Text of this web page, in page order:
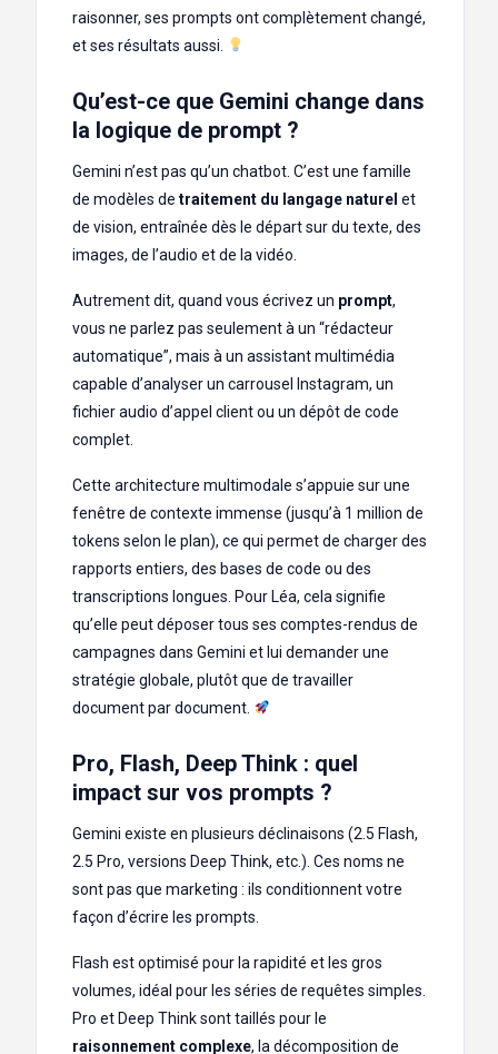
raisonner, ses prompts ont complètement changé,
et ses résultats aussi.
Qu’est-ce que Gemini change dans
la logique de prompt ?
Gemini n’est pas qu’un chatbot. C’est une famille
de modèles de traitement du langage naturel et
de vision, entraînée dès le départ sur du texte, des
images, de l’audio et de la vidéo.
Autrement dit, quand vous écrivez un prompt,
vous ne parlez pas seulement à un “rédacteur
automatique”, mais à un assistant multimédia
capable d’analyser un carrousel Instagram, un
fichier audio d’appel client ou un dépôt de code
complet.
Cette architecture multimodale s’appuie sur une
fenêtre de contexte immense (jusqu’à 1 million de
tokens selon le plan), ce qui permet de charger des
rapports entiers, des bases de code ou des
transcriptions longues. Pour Léa, cela signifie
qu’elle peut déposer tous ses comptes-rendus de
campagnes dans Gemini et lui demander une
stratégie globale, plutôt que de travailler
document par document.
Pro, Flash, Deep Think : quel
impact sur vos prompts ?
Gemini existe en plusieurs déclinaisons (2.5 Flash,
2.5 Pro, versions Deep Think, etc.). Ces noms ne
sont pas que marketing : ils conditionnent votre
façon d’écrire les prompts.
Flash est optimisé pour la rapidité et les gros
volumes, idéal pour les séries de requêtes simples.
Pro et Deep Think sont taillés pour le
raisonnement complexe, la décomposition de